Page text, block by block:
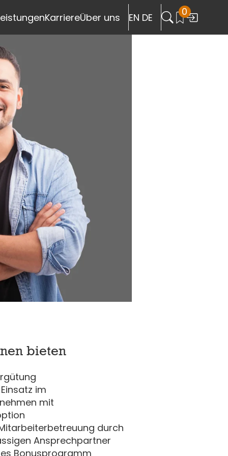
KarriereÜber uns EN DE 0
bieten
im
mit
durch
Ansprechpartner
Bonusprogramm